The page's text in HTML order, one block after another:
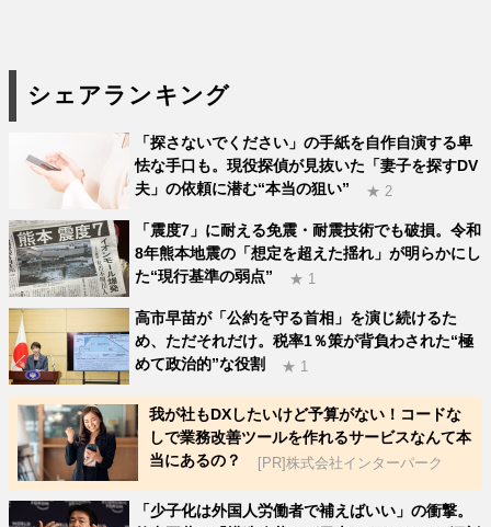
シェアランキング
「探さないでください」の手紙を自作自演する卑
怯な手口も。現役探偵が見抜いた「妻子を探すDV
夫」の依頼に潜む“本当の狙い”
★ 2
「震度7」に耐える免震・耐震技術でも破損。令和
8年熊本地震の「想定を超えた揺れ」が明らかにし
た“現行基準の弱点”
★ 1
高市早苗が「公約を守る首相」を演じ続けるた
め、ただそれだけ。税率1％策が背負わされた“極
めて政治的”な役割
★ 1
我が社もDXしたいけど予算がない！コードな
しで業務改善ツールを作れるサービスなんて本
当にあるの？
[PR]株式会社インターパーク
「少子化は外国人労働者で補えばいい」の衝撃。